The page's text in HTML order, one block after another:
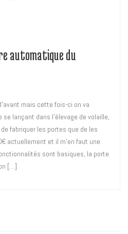
automatique du
mais cette fois-ci on va
lançant dans l’élevage de volaille,
fabriquer les portes que de les
actuellement et il m’en faut une
sont basiques, la porte
[…]